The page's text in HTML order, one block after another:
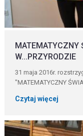
MATEMATYCZNY
W...PRZYRODZIE
31 maja 2016r.
"MATEMATYCZNY
Czytaj więcej